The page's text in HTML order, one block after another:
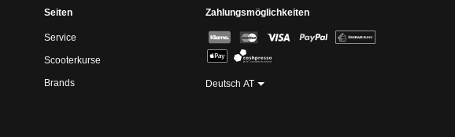
Zahlungsmöglichkeiten
Deutsch AT
Seiten
Service
Scooterkurse
Brands